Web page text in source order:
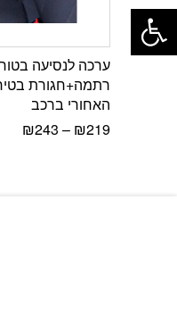
ערכה לנסיעה
רתמה+חגורת
האחורי ברכב
₪219
–
₪243